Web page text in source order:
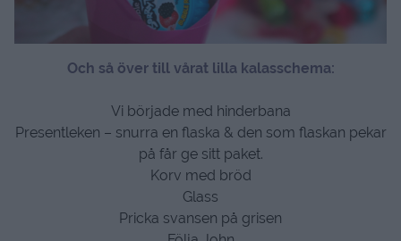
Och så över till vårat lilla kalasschema:
Vi började med hinderbana
Presentleken – snurra en flaska & den som flaskan pekar
på får ge sitt paket.
Korv med bröd
Glass
Pricka svansen på grisen